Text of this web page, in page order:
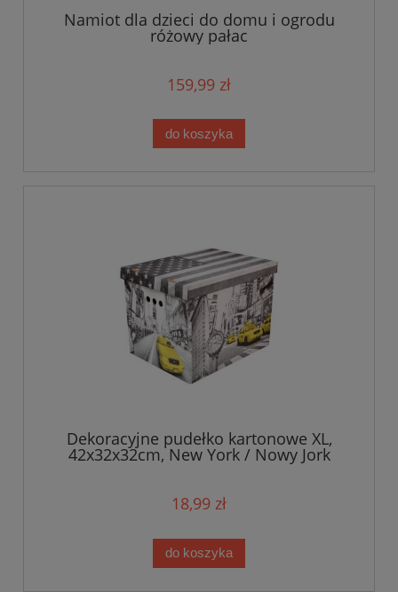
Namiot dla dzieci do domu i ogrodu
różowy pałac
159,99 zł
do koszyka
Dekoracyjne pudełko kartonowe XL,
42x32x32cm, New York / Nowy Jork
18,99 zł
do koszyka